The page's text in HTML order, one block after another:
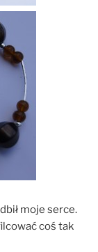
moje serce.
coś tak